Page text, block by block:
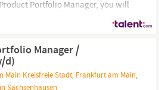
Portfolio Manager, you will
Cycle perspective, and you will be
growth of your product
Manager /
d)
Main Kreisfreie Stadt, Frankfurt am Main,
Sachsenhausen